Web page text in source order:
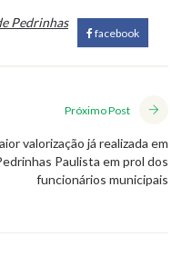
Pedrinhas
facebook
Próximo Post
valorização já realizada em
Paulista em prol dos
funcionários municipais